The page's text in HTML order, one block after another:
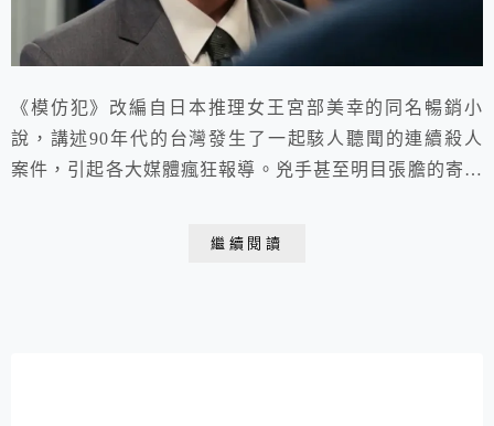
《模仿犯》改編自日本推理女王宮部美幸的同名暢銷小
說，講述90年代的台灣發生了一起駭人聽聞的連續殺人
案件，引起各大媒體瘋狂報導。兇手甚至明目張膽的寄錄
繼續閱讀